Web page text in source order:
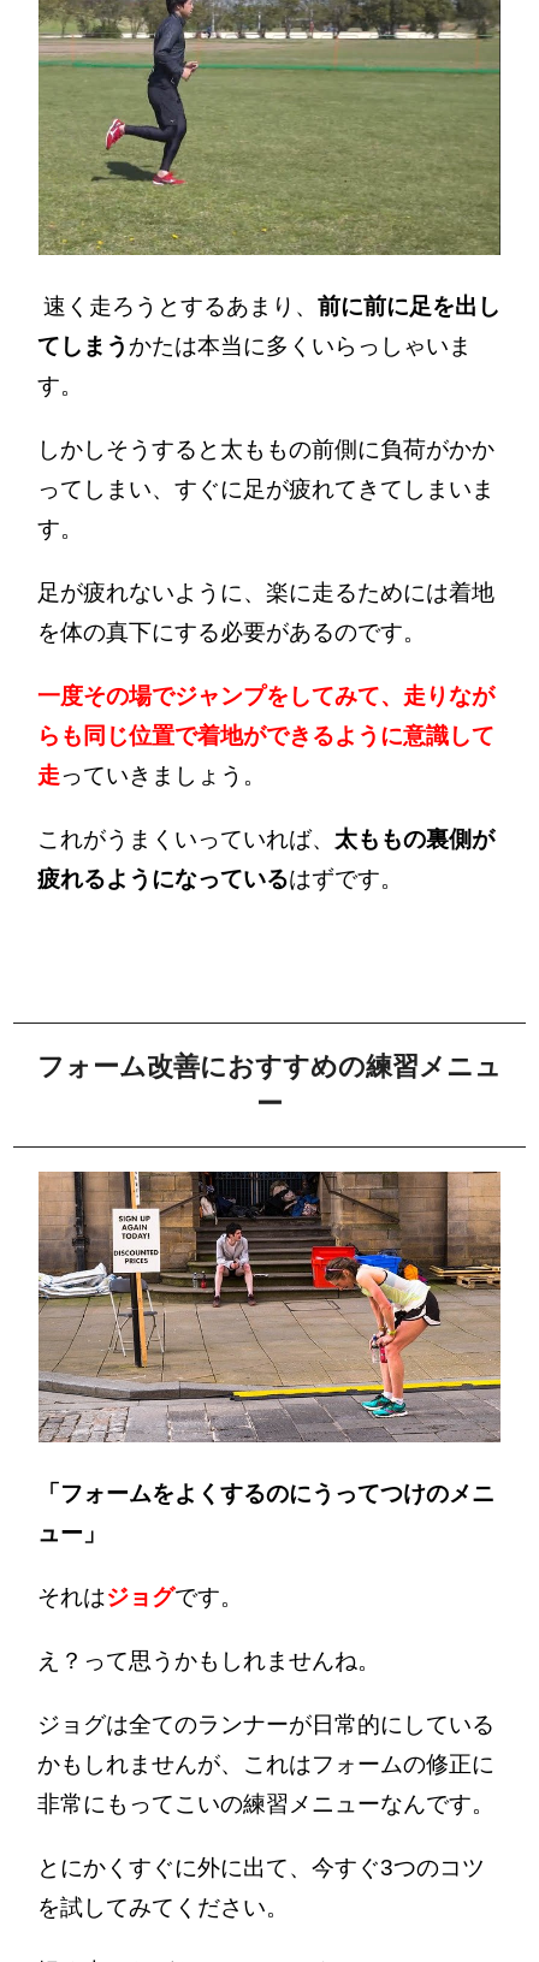
速く走ろうとするあまり、前に前に足を出し
てしまう かたは本当に多くいらっしゃいま
す。
しかしそうすると太ももの前側に負荷がかか
ってしまい、すぐに足が疲れてきてしまいま
す。
足が疲れないように、楽に走るためには着地
を体の真下にする必要があるのです。
一度その場でジャンプをしてみて、走りなが
らも同じ位置で着地ができるように意識して
走っていきましょう。
これがうまくいっていれば、 太ももの裏側が
疲れるようになっているはずです。
フォーム改善におすすめの練習メニュ
ー
「フォームをよくするのにうってつけのメニ
ュー」
それはジョグです。
え？って思うかもしれませんね。
ジョグは全てのランナーが日常的にしている
かもしれませんが、これはフォームの修正に
非常にもってこいの練習メニューなんです。
とにかくすぐに外に出て、今すぐ3つのコツ
を試してみてください。